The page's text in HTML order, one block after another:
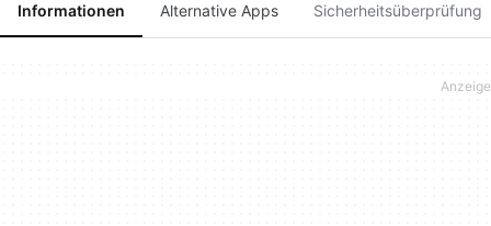
Informationen Alternative Apps Sicherheitsüberprüfung